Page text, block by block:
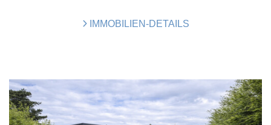
IMMOBILIEN-DETAILS